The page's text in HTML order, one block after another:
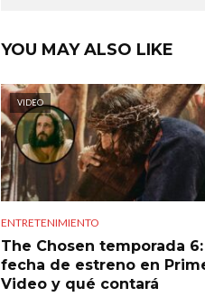
YOU MAY ALSO LIKE
VIDEO
ENTRETENIMIENTO
The Chosen temporada 6:
fecha de estreno en
Video y qué contará